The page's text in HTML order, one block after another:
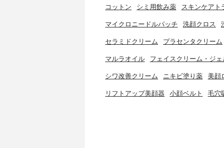
コットン シミ用飲み薬 スキンケアト
マイクロニードルパッチ 洗顔クロス
セラミドクリーム プラセンタクリーム
マルラオイル フェイスクリーム・ジ
シワ改善クリーム ニキビ塗り薬 美顔
リフトアップ美顔器 小顔ベルト 毛穴